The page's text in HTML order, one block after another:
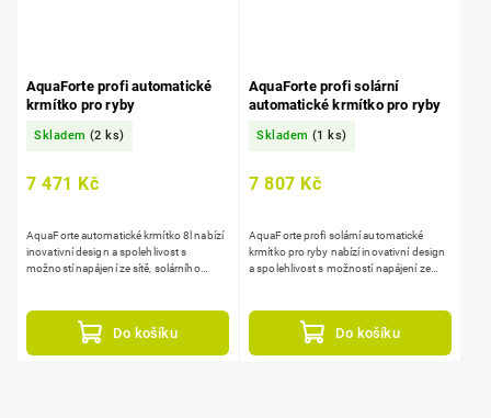
AquaForte profi automatické
krmítko pro ryby
Skladem (2 ks)
7 471 Kč
Do košíku
AquaForte automatické krmítko 8l nabízí
inovativní design a spolehlivost s
možností napájení ze sítě, solárního
AquaForte profi solární
automatické krmítko pro ryby
Skladem (1 ks)
7 807 Kč
Do košíku
AquaForte profi solární automatické
krmítko pro ryby nabízí inovativní design
a spolehlivost s možností napájení ze